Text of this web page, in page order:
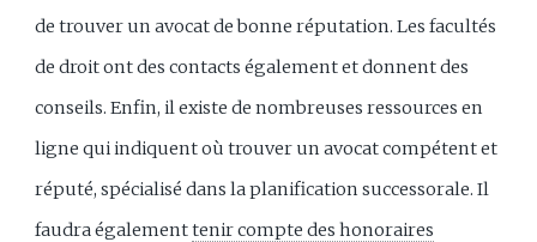
de trouver un avocat de bonne réputation. Les facultés
de droit ont des contacts également et donnent des
conseils. Enfin, il existe de nombreuses ressources en
ligne qui indiquent où trouver un avocat compétent et
réputé, spécialisé dans la planification successorale. Il
faudra égalementtenir compte des honoraires